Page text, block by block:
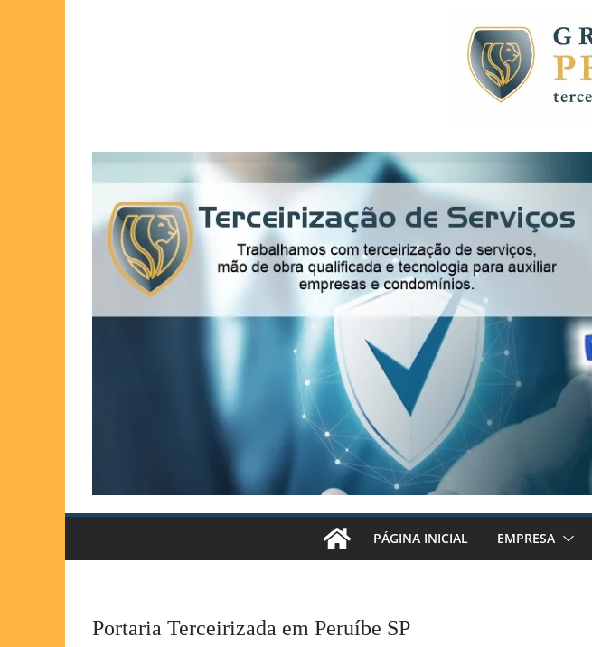
PÁGINA INICIAL EMPRESA
Portaria Terceirizada em Peruíbe SP